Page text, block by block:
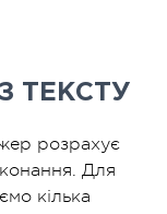
ТЕКСТУ
розрахує
Для
кілька